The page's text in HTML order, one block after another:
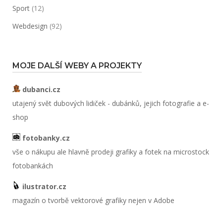
Sport (12)
Webdesign (92)
MOJE DALŠÍ WEBY A PROJEKTY
dubanci.cz
utajený svět dubových lidiček - dubánků, jejich fotografie a e-
shop
fotobanky.cz
vše o nákupu ale hlavně prodeji grafiky a fotek na microstock
fotobankách
ilustrator.cz
magazín o tvorbě vektorové grafiky nejen v Adobe